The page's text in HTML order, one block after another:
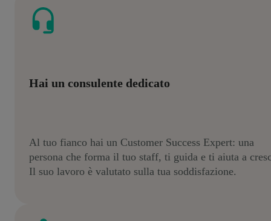
Hai un consulente dedicato
Al tuo fianco hai un Customer Success Expert: una
persona che forma il tuo staff, ti guida e ti aiuta a
Il suo lavoro è valutato sulla tua soddisfazione.